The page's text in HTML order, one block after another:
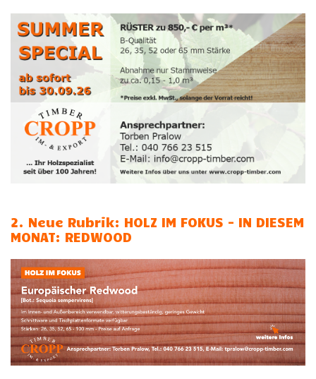
2. Neue Rubrik: HOLZ IM FOKUS - IN DIESEM
MONAT: REDWOOD